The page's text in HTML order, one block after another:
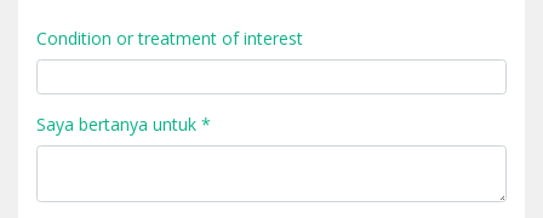
Condition or treatment of interest
Saya bertanya untuk *